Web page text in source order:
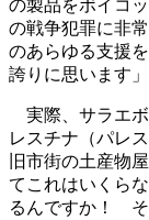
の製品をボイコ
の戦争犯罪に非
のあらゆる支援
誇りに思います」
実際、サラエボ
レスチナ（パレ
旧市街の土産物
てこれはいくら
るんですか！ そ